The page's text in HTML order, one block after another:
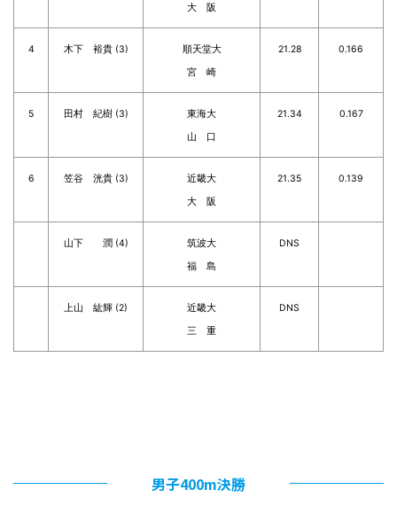
大 阪
4 木下 裕貴 (3)
順天堂大
宮 崎
21.28 0.166
5 田村 紀樹 (3)
東海大
山 口
21.34 0.167
6 笠谷 洸貴 (3)
近畿大
大 阪
21.35 0.139
山下 潤 (4)
筑波大
福 島
DNS
上山 紘輝 (2)
近畿大
三 重
DNS
男子400m決勝